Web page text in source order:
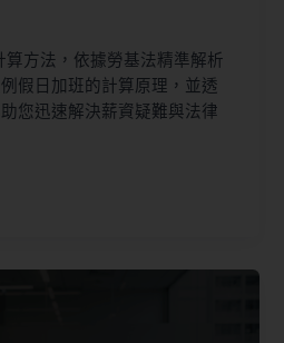
方法，依據勞基法精準解析
假日加班的計算原理，並透
您迅速解決薪資疑難與法律